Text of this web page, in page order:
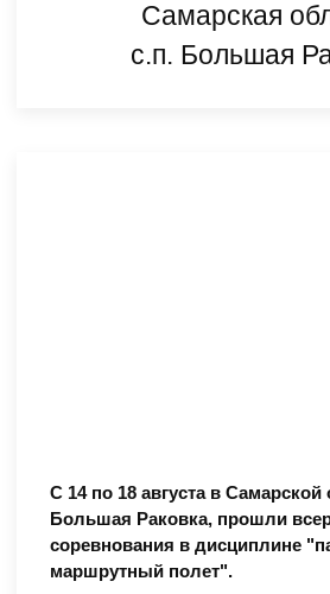
Самарская
с.п. Большая
С 14 по 18 августа в Самарской
Большая Раковка, прошли
соревнования в дисциплине
маршрутный полет".